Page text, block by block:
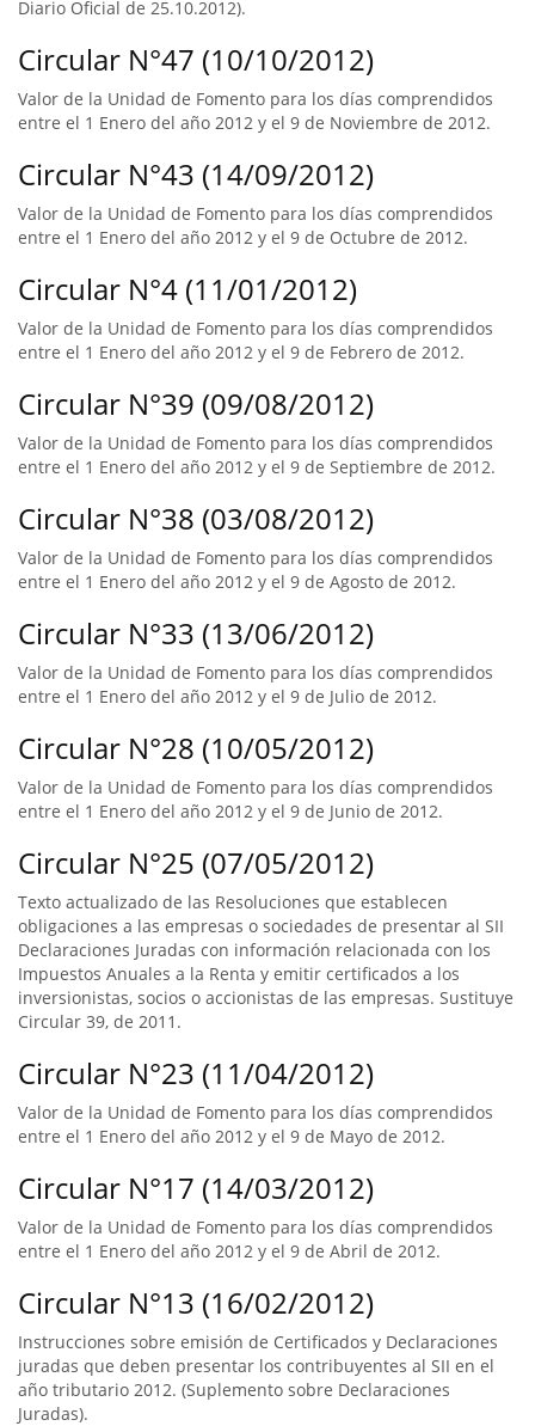
Diario Oficial de 25.10.2012).
Circular N°47 (10/10/2012)
Valor de la Unidad de Fomento para los días comprendidos
entre el 1 Enero del año 2012 y el 9 de Noviembre de 2012.
Circular N°43 (14/09/2012)
Valor de la Unidad de Fomento para los días comprendidos
entre el 1 Enero del año 2012 y el 9 de Octubre de 2012.
Circular N°4 (11/01/2012)
Valor de la Unidad de Fomento para los días comprendidos
entre el 1 Enero del año 2012 y el 9 de Febrero de 2012.
Circular N°39 (09/08/2012)
Valor de la Unidad de Fomento para los días comprendidos
entre el 1 Enero del año 2012 y el 9 de Septiembre de 2012.
Circular N°38 (03/08/2012)
Valor de la Unidad de Fomento para los días comprendidos
entre el 1 Enero del año 2012 y el 9 de Agosto de 2012.
Circular N°33 (13/06/2012)
Valor de la Unidad de Fomento para los días comprendidos
entre el 1 Enero del año 2012 y el 9 de Julio de 2012.
Circular N°28 (10/05/2012)
Valor de la Unidad de Fomento para los días comprendidos
entre el 1 Enero del año 2012 y el 9 de Junio de 2012.
Circular N°25 (07/05/2012)
Texto actualizado de las Resoluciones que establecen
obligaciones a las empresas o sociedades de presentar al SII
Declaraciones Juradas con información relacionada con los
Impuestos Anuales a la Renta y emitir certificados a los
inversionistas, socios o accionistas de las empresas. Sustituye
Circular 39, de 2011.
Circular N°23 (11/04/2012)
Valor de la Unidad de Fomento para los días comprendidos
entre el 1 Enero del año 2012 y el 9 de Mayo de 2012.
Circular N°17 (14/03/2012)
Valor de la Unidad de Fomento para los días comprendidos
entre el 1 Enero del año 2012 y el 9 de Abril de 2012.
Circular N°13 (16/02/2012)
Instrucciones sobre emisión de Certificados y Declaraciones
juradas que deben presentar los contribuyentes al SII en el
año tributario 2012. (Suplemento sobre Declaraciones
Juradas).